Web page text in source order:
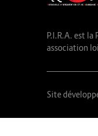
P.I.R.A. est la
association
Site